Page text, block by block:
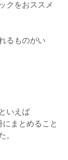
クをおススメ
るものがい
いえば
まとめること
。